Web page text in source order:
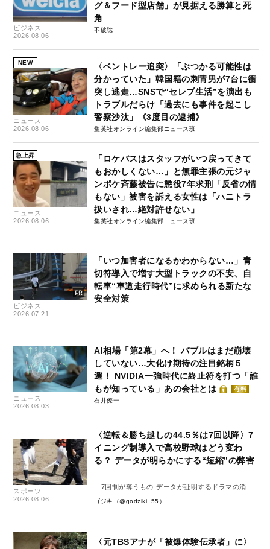
ビジネス
2026.08.06
グ＆フード型店舗」が見据える勝算と死
角
不破聡
NEW
ニュース
2026.08.06
〈ベントレー追突〉「ぶつかる可能性は
分かっていた」韓国籍の刺青男が7台に衝
突し逃走…SNSで“セレブ生活”を演出も
トラブルだらけ「過去にも事件を起こし
警察沙汰」《3度目の逮捕》
集英社オンライン編集部ニュース班
急上昇
ニュース
2026.08.06
「ロケバスはスタッフがいつ戻ってきて
もおかしくない…」と無罪主張の元ジャ
ンポケ斉藤被告に懲役7年求刑「反省の情
もない」被害を訴える女性は「ハニトラ
扱いされ…絶対許せない」
集英社オンライン編集部ニュース班
ビジネス
2026.07.21
「いつ加害者になるかわからない…」青
切符導入で増す大型トラックの不安、自
転車“車道走行時代”に求められる新たな
安全対策
ニュース
2026.08.03
AI相場「第2幕」へ！ バブルはまだ崩壊
していない…大化け期待の注目銘柄５
選！ NVIDIA一強時代に終止符を打つ「誰
もが知っている」あの会社とは
有料
石井僚一
スポーツ
2026.08.06
〈逆転＆勝ち越しの44.5％は7回以降〉7
イニング制導入で高校野球はどう変わ
る？ データが明らかにする“短縮”の弊害
「7回制が奪うもの-データが証明するドラマの消
失-」
ゴジキ（@godziki_55）
〈元TBSアナが「被爆体験伝承者」に〉